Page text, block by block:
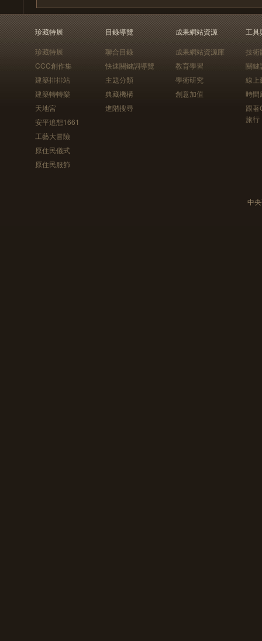
珍藏特展
珍藏特展
CCC創作集
建築排排站
建築轉轉樂
天地宮
安平追想1661
工藝大冒險
原住民儀式
原住民服飾
目錄導覽
聯合目錄
快速關鍵詞導覽
主題分類
典藏機構
進階搜尋
成果網站資源
成果網站資源庫
教育學習
學術研究
創意加值
工具
技術
關鍵
線上
時間
跟
旅行
中